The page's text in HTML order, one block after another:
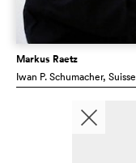
Markus Raetz
Iwan P. Schumacher, Suisse